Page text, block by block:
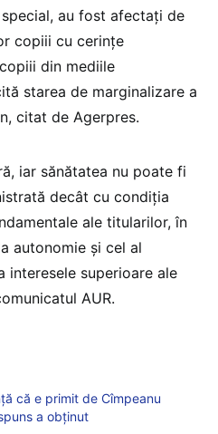
au fost afectaţi de
copiii cu cerinţe
din mediile
starea de marginalizare a
citat de Agerpres.
iar sănătatea nu poate fi
decât cu condiţia
ale titularilor, în
autonomie şi cel al
interesele superioare ale
AUR.
că e primit de Cîmpeanu
a obținut